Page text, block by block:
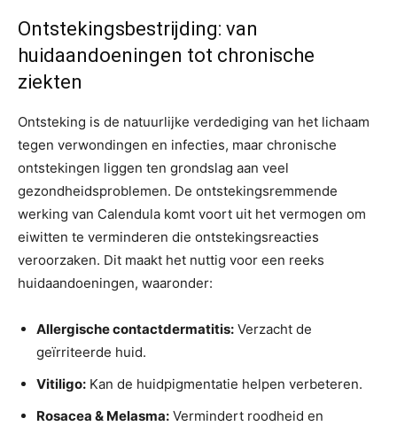
Ontstekingsbestrijding: van
huidaandoeningen tot chronische
ziekten
Ontsteking is de natuurlijke verdediging van het lichaam
tegen verwondingen en infecties, maar chronische
ontstekingen liggen ten grondslag aan veel
gezondheidsproblemen. De ontstekingsremmende
werking van Calendula komt voort uit het vermogen om
eiwitten te verminderen die ontstekingsreacties
veroorzaken. Dit maakt het nuttig voor een reeks
huidaandoeningen, waaronder:
Allergische contactdermatitis: Verzacht de
geïrriteerde huid.
Vitiligo: Kan de huidpigmentatie helpen verbeteren.
Rosacea & Melasma: Vermindert roodheid en